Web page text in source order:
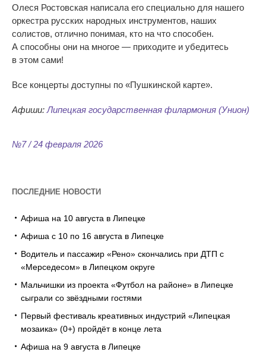
Олеся Ростовская написала его специально для нашего
оркестра русских народных инструментов, наших
солистов, отлично понимая, кто на что способен.
А способны они на многое — приходите и убедитесь
в этом сами!
Все концерты доступны по «Пушкинской карте».
Афиши: Липецкая государственная филармония (Унион)
№7 / 24 февраля 2026
ПОСЛЕДНИЕ НОВОСТИ
Афиша на 10 августа в Липецке
Афиша с 10 по 16 августа в Липецке
Водитель и пассажир «Рено» скончались при ДТП с
«Мерседесом» в Липецком округе
Мальчишки из проекта «Футбол на районе» в Липецке
сыграли со звёздными гостями
Первый фестиваль креативных индустрий «Липецкая
мозаика» (0+) пройдёт в конце лета
Афиша на 9 августа в Липецке